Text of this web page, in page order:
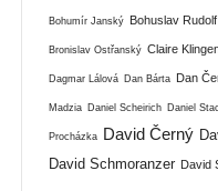
Bohumír Janský Bohuslav Rudolf
Bronislav Ostřanský Claire
Dagmar Lálová Dan Bárta Dan
Madzia Daniel Scheirich Daniel
Procházka David Černý
David Schmoranzer David